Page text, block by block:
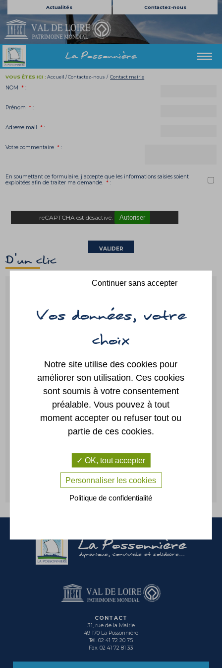
Actualités Contactez-nous
La Possonnière
VOUS ÊTES ICI : Accueil /Contactez-nous /Contact mairie
NOM * :
Prénom * :
Adresse mail * :
Votre commentaire * :
En soumettant ce formulaire, j'accepte que les informations saisies soient
exploitées afin de traiter ma demande. * :
reCAPTCHA est désactivé. Autoriser
D'un clic
Guide des
Paiement
Portail
famille
Annuaire
Location
CONTACTEZ-NOUS
La Possonnière
dynamique, conviviale et solidaire...
CONTACT
31, rue de la Mairie
49 170 La Possonnière
Tél. 02 41 72 20 75
Fax. 02 41 72 81 33
Notre site utilise des cookies pour
améliorer son utilisation. Ces cookies
sont soumis à votre consentement
préalable. Vous pouvez à tout
moment accepter ou refuser tout ou
partie de ces cookies.
OK, tout accepter
Continuer sans accepter
Personnaliser les cookies
Politique de confidentialité